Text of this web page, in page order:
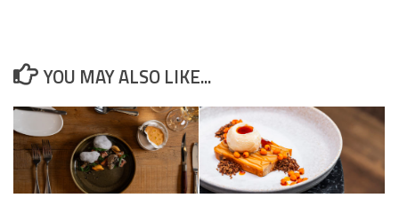
YOU MAY ALSO LIKE...